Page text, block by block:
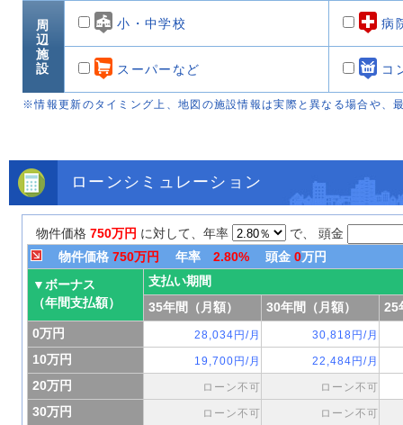
周
辺
施
設
小・中学校 病
スーパーなど コ
※情報更新のタイミング上、地図の施設情報は実際と異なる場合や、
ローンシミュレーション